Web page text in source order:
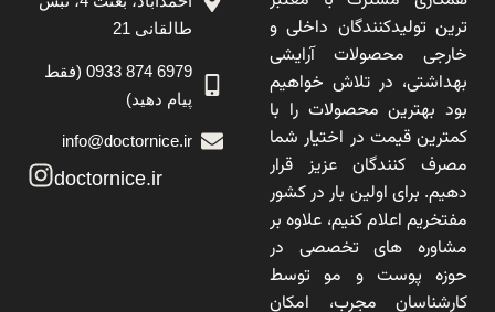
ترین تولیدکنندگان داخلی و
خارجی محصولات آرایشی
بهداشتی، در تلاش خواهیم
بود بهترین محصولات را با
کمترین قیمت در اختیار شما
مصرف کنندگان عزیز قرار
دهیم. برای اولین بار در کشور
مفتخریم اعلام کنیم، علاوه بر
مشاوره های تخصصی در
حوزه پوست و مو توسط
کارشناسان مجرب، امکان
طالقانی 21
6979 874 0933 (فقط
پیام دهید)
info@doctornice.ir
doctornice.ir